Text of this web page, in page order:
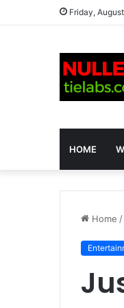
Friday,
HOME
Home /